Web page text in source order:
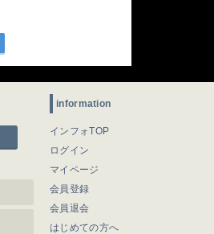
information
インフォTOP
ログイン
マイページ
会員登録
会員退会
はじめての方へ